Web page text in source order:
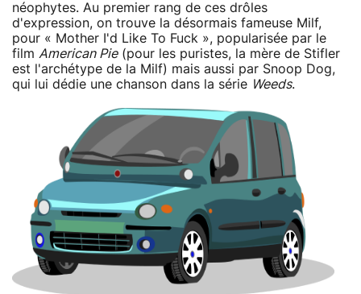
néophytes. Au premier rang de ces drôles
d'expression, on trouve la désormais fameuse Milf,
pour « Mother I'd Like To Fuck », popularisée par le
film American Pie(pour les puristes, la mère de Stifler
est l'archétype de la Milf) mais aussi par Snoop Dog,
qui lui dédie une chanson dans la série Weeds.